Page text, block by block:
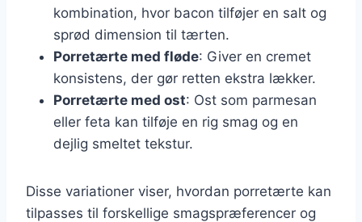
kombination, hvor bacon tilføjer en salt og
sprød dimension til tærten.
Porretærte med fløde: Giver en cremet
konsistens, der gør retten ekstra lækker.
Porretærte med ost: Ost som parmesan
eller feta kan tilføje en rig smag og en
dejlig smeltet tekstur.
Disse variationer viser, hvordan porretærte kan
tilpasses til forskellige smagspræferencer og